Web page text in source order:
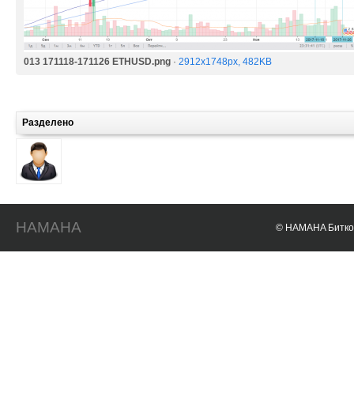
013 171118-171126 ETHUSD.png · 2912x1748px, 482KB
Разделено
HAMAHA © HAMAHA